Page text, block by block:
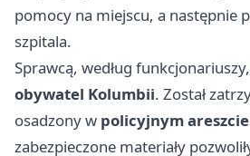
pomocy na miejscu, a następnie
szpitala.
Sprawcą, według
obywatel Kolumbii. Został
osadzony w policyjnym areszcie
zabezpieczone materiały